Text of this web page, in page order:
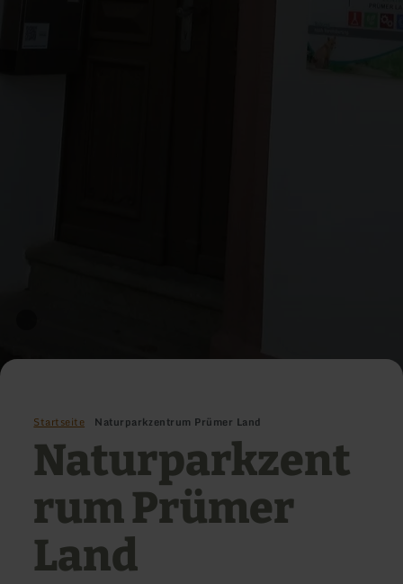
Startseite Naturparkzentrum Prümer Land
Naturparkzent
rum Prümer
Land